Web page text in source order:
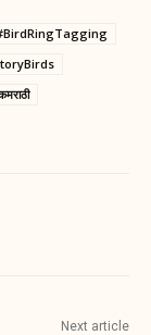
Next article